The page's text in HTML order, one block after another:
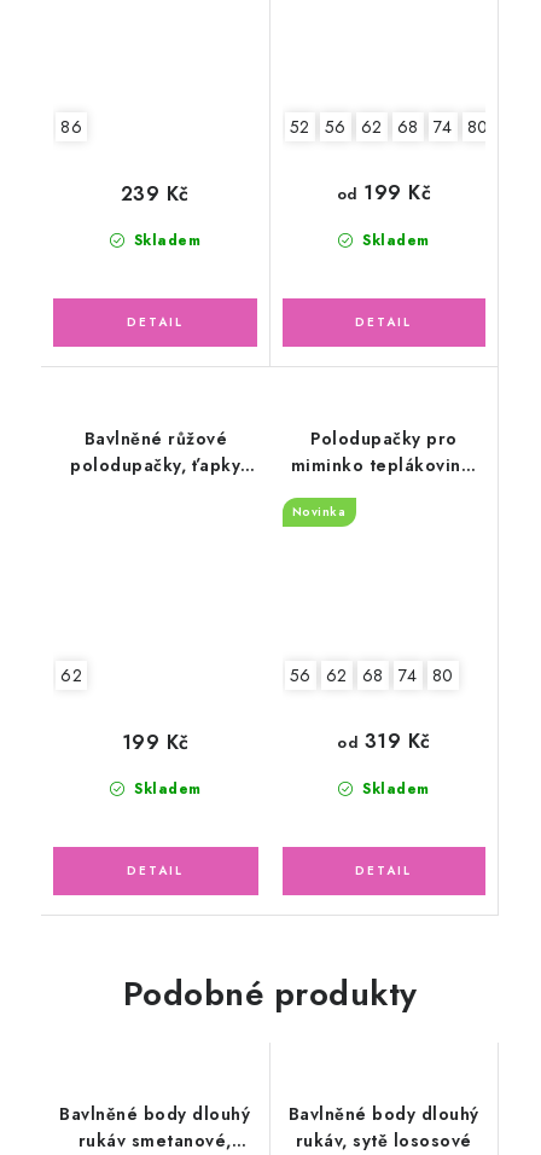
86
Skladem
239 Kč
52 56 62 68 74 80
Skladem
od 199 Kč
Bavlněné růžové
polodupačky, ťapky
62
Skladem
199 Kč
Polodupačky pro
miminko teplákovina,
Novinka
56 62 68 74 80
Skladem
od 319 Kč
Podobné produkty
Bavlněné body dlouhý
rukáv smetanové,
Bavlněné body dlouhý
rukáv, sytě lososové